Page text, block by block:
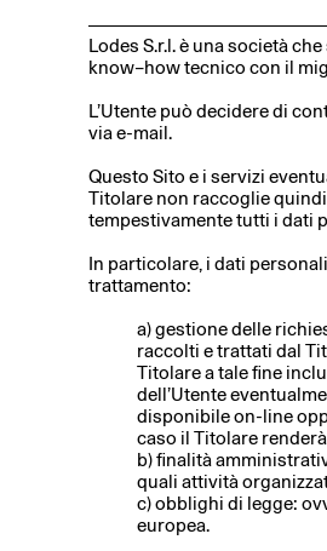
Lodes S.r.l. è una società
know–how tecnico con il
L’Utente può decidere di
via e-mail.
Questo Sito e i servizi
Titolare non raccoglie
tempestivamente tutti i dati
In particolare, i dati
trattamento:
a) gestione delle
raccolti e trattati dal
Titolare a tale fine
dell’Utente
disponibile on-line
caso il Titolare
b) finalità
quali attività
c) obblighi di legge:
europea.